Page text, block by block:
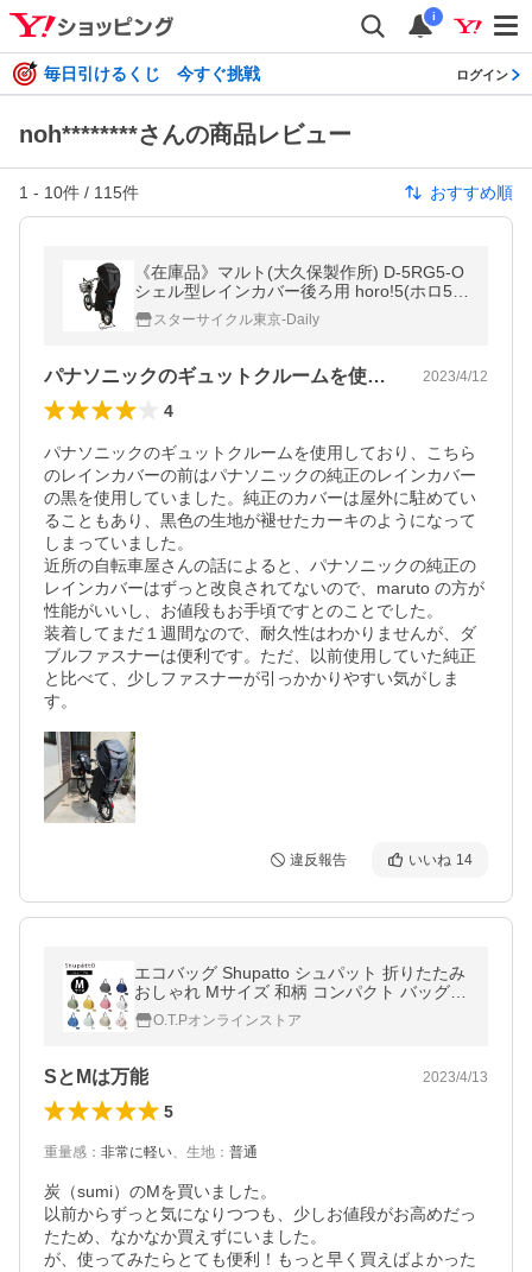
i
毎日引けるくじ 今すぐ挑戦 ログイン
noh********さんの商品レビュー
1 - 10件 / 115件 おすすめ順
《在庫品》マルト(大久保製作所) D-5RG5-O
シェル型レインカバー後ろ用 horo!5(ホロ5)
杢ブラック
スターサイクル東京-Daily
パナソニックのギュットクルームを使用し… 2023/4/12
4
パナソニックのギュットクルームを使用しており、こちら
のレインカバーの前はパナソニックの純正のレインカバー
の黒を使用していました。純正のカバーは屋外に駐めてい
ることもあり、黒色の生地が褪せたカーキのようになって
しまっていました。
近所の自転車屋さんの話によると、パナソニックの純正の
レインカバーはずっと改良されてないので、maruto の方が
性能がいいし、お値段もお手頃ですとのことでした。
装着してまだ１週間なので、耐久性はわかりませんが、ダ
ブルファスナーは便利です。ただ、以前使用していた純正
と比べて、少しファスナーが引っかかりやすい気がしま
す。
違反報告 いいね 14
エコバッグ Shupatto シュパット 折りたたみ
おしゃれ Mサイズ 和柄 コンパクト バッグ
レディース メンズ 軽い 洗える 洗濯 かわい
い マーナ
O.T.Pオンラインストア
SとMは万能 2023/4/13
5
重量感 ： 非常に軽い、 生地 ： 普通
炭（sumi）のMを買いました。
以前からずっと気になりつつも、少しお値段がお高めだっ
たため、なかなか買えずにいました。
が、使ってみたらとても便利！もっと早く買えばよかった